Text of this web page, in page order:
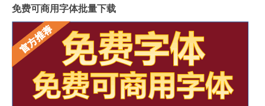
免费可商用字体批量下载